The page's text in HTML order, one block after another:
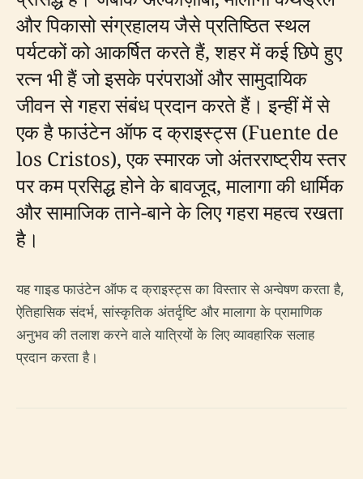
और पिकासो संग्रहालय जैसे प्रतिष्ठित स्थल
पर्यटकों को आकर्षित करते हैं, शहर में कई छिपे हुए
रत्न भी हैं जो इसके परंपराओं और सामुदायिक
जीवन से गहरा संबंध प्रदान करते हैं। इन्हीं में से
एक है फाउंटेन ऑफ द क्राइस्ट्स (Fuente de
los Cristos), एक स्मारक जो अंतरराष्ट्रीय स्तर
पर कम प्रसिद्ध होने के बावजूद, मालागा की धार्मिक
और सामाजिक ताने-बाने के लिए गहरा महत्व रखता
है।
यह गाइड फाउंटेन ऑफ द क्राइस्ट्स का विस्तार से अन्वेषण करता है,
ऐतिहासिक संदर्भ, सांस्कृतिक अंतर्दृष्टि और मालागा के प्रामाणिक
अनुभव की तलाश करने वाले यात्रियों के लिए व्यावहारिक सलाह
प्रदान करता है।